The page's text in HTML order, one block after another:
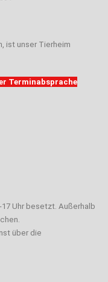
ist unser Tierheim
Terminabsprache
Uhr besetzt. Außerhalb
über die